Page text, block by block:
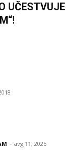
UČESTVUJE
- avg 11, 2025